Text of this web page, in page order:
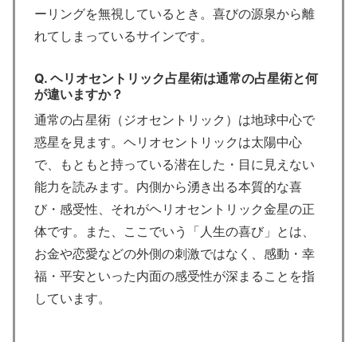
ーリングを無視しているとき。喜びの源泉から離
れてしまっているサインです。
Q. ヘリオセントリック占星術は通常の占星術と何
が違いますか？
通常の占星術（ジオセントリック）は地球中心で
惑星を見ます。ヘリオセントリックは太陽中心
で、もともと持っている潜在した・目に見えない
能力を読みます。内側から湧き出る本質的な喜
び・感受性、それがヘリオセントリック金星の正
体です。また、ここでいう「人生の喜び」とは、
お金や恋愛などの外側の刺激ではなく、感動・幸
福・平安といった内面の感受性が深まることを指
しています。